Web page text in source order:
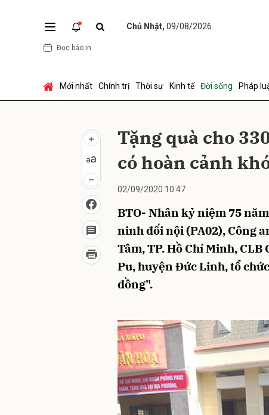
Chủ Nhật, 09/08/2026
Đọc báo in
Mới nhất Chính trị Thời sự Kinh tế Đời sống Pháp
Tặng quà cho
có hoàn cảnh
02/09/2020 10:47
BTO- Nhân kỷ niệm 75
ninh đối nội (PA02), Công
Tâm, TP. Hồ Chí Minh,
Pu, huyện Đức Linh, tổ
đồng".
Gửi